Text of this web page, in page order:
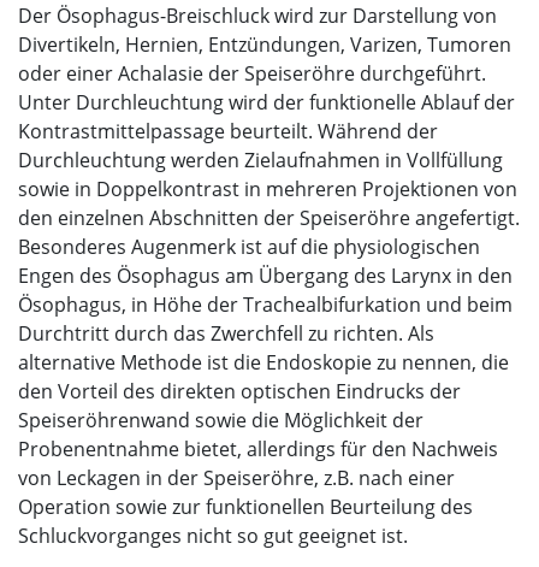
Der Ösophagus-Breischluck wird zur Darstellung von
Divertikeln, Hernien, Entzündungen, Varizen, Tumoren
oder einer Achalasie der Speiseröhre durchgeführt.
Unter Durchleuchtung wird der funktionelle Ablauf der
Kontrastmittelpassage beurteilt. Während der
Durchleuchtung werden Zielaufnahmen in Vollfüllung
sowie in Doppelkontrast in mehreren Projektionen von
den einzelnen Abschnitten der Speiseröhre angefertigt.
Besonderes Augenmerk ist auf die physiologischen
Engen des Ösophagus am Übergang des Larynx in den
Ösophagus, in Höhe der Trachealbifurkation und beim
Durchtritt durch das Zwerchfell zu richten. Als
alternative Methode ist die Endoskopie zu nennen, die
den Vorteil des direkten optischen Eindrucks der
Speiseröhrenwand sowie die Möglichkeit der
Probenentnahme bietet, allerdings für den Nachweis
von Leckagen in der Speiseröhre, z.B. nach einer
Operation sowie zur funktionellen Beurteilung des
Schluckvorganges nicht so gut geeignet ist.